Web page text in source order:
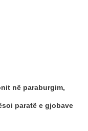
në paraburgim,
paratë e gjobave